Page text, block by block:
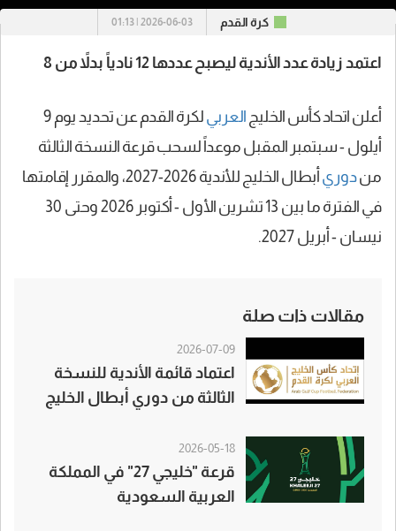
كرة القدم 2026-06-03 | 01:13
اعتمد زيادة عدد الأندية ليصبح عددها 12 نادياً بدلاً من 8
أعلن اتحاد كأس الخليج العربي
لكرة القدم عن تحديد يوم 9
أيلول - سبتمبر المقبل موعداً لسحب قرعة النسخة الثالثة
مندوري
أبطال الخليج للأندية 2026-2027، والمقرر إقامتها
في الفترة ما بين 13 تشرين الأول - أكتوبر 2026 وحتى 30
نيسان - أبريل 2027.
مقالات ذات صلة
2026-07-09
اعتماد قائمة الأندية للنسخة
الثالثة من دوري أبطال الخليج
2026-05-18
قرعة "خليجي 27" في المملكة
العربية السعودية